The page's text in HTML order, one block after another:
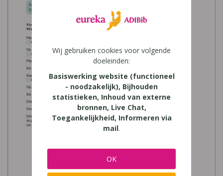
Wij gebruiken cookies voor volgende
doeleinden:
Basiswerking website (functioneel
- noodzakelijk), Bijhouden
statistieken, Inhoud van externe
bronnen, Live Chat,
Toegankelijkheid, Informeren via
mail.
OK